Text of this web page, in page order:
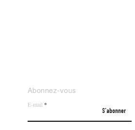
Abonnez-vous
E-mail
S'abonner